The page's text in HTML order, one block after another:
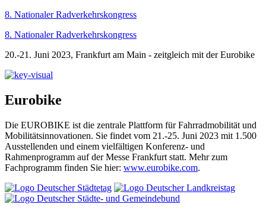
8. Nationaler Radverkehrskongress
8. Nationaler Radverkehrskongress
20.-21. Juni 2023, Frankfurt am Main - zeitgleich mit der Eurobike
Eurobike
Die EUROBIKE ist die zentrale Plattform für Fahrradmobilität und
Mobilitätsinnovationen. Sie findet vom 21.-25. Juni 2023 mit 1.500
Ausstellenden und einem vielfältigen Konferenz- und
Rahmenprogramm auf der Messe Frankfurt statt. Mehr zum
Fachprogramm finden Sie hier: www.eurobike.com.